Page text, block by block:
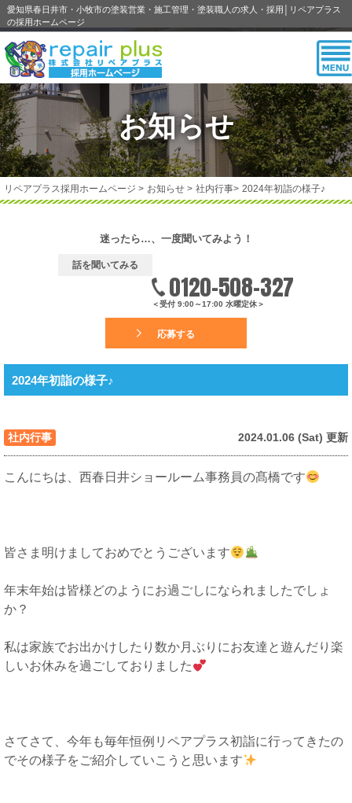
愛知県春日井市・小牧市の塗装営業・施工管理・塗装職人の求人・採用│リペアプラス
の採用ホームページ
お知らせ
リペアプラス採用ホームページ > お知らせ > 社内行事> 2024年初詣の様子♪
迷ったら…、一度聞いてみよう！
話を聞いてみる
0120-508-327
＜受付 9:00～17:00 水曜定休＞
応募する
2024年初詣の様子♪
社内行事 2024.01.06 (Sat) 更新
こんにちは、西春日井ショールーム事務員の髙橋です
皆さま明けましておめでとうございます
年末年始は皆様どのようにお過ごしになられましたでしょ
か？
私は家族でお出かけしたり数か月ぶりにお友達と遊んだり楽
しいお休みを過ごしておりました
さてさて、今年も毎年恒例リペアプラス初詣に行ってきたの
でその様子をご紹介していこうと思います